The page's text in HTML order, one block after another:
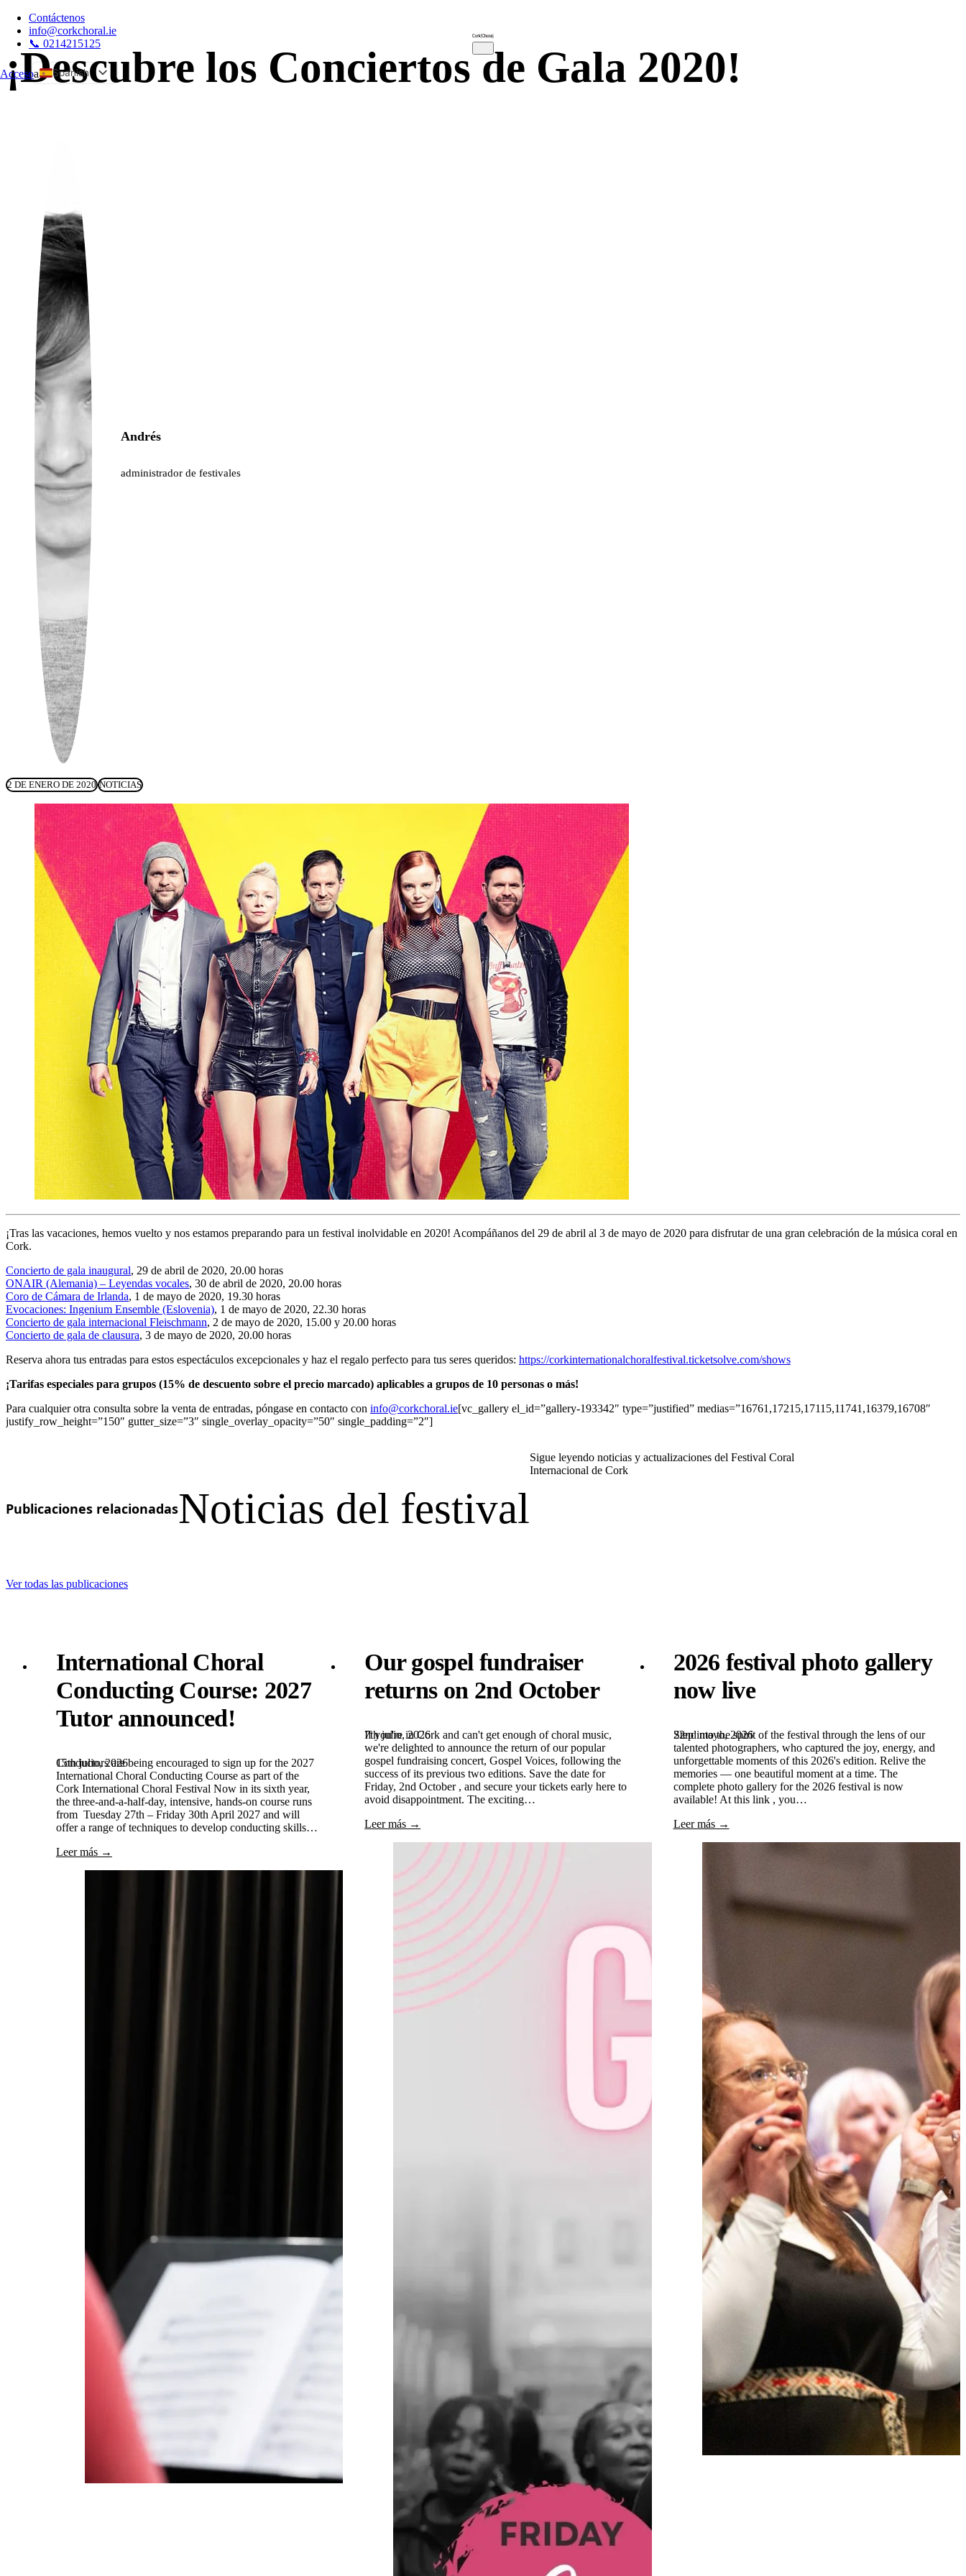
Contáctenos
info@corkchoral.ie
📞 0214215125
Accesoa
Spanish
Estonian
French
Hungarian
Polish
Portuguese
Ukrainian
¡Descubre los Conciertos de Gala 2020!
Andrés
administrador de festivales
2 DE ENERO DE 2020 NOTICIAS
¡Tras las vacaciones, hemos vuelto y nos estamos preparando para un festival inolvidable en 2020! Acompáñanos del 29 de abril al 3 de mayo de 2020 para disfrutar de una gran celebración de la música coral en
Cork.
Concierto de gala inaugural, 29 de abril de 2020, 20.00 horas
ONAIR (Alemania) – Leyendas vocales, 30 de abril de 2020, 20.00 horas
Coro de Cámara de Irlanda, 1 de mayo de 2020, 19.30 horas
Evocaciones: Ingenium Ensemble (Eslovenia), 1 de mayo de 2020, 22.30 horas
Concierto de gala internacional Fleischmann, 2 de mayo de 2020, 15.00 y 20.00 horas
Concierto de gala de clausura, 3 de mayo de 2020, 20.00 horas
Reserva ahora tus entradas para estos espectáculos excepcionales y haz el regalo perfecto para tus seres queridos: https://corkinternationalchoralfestival.ticketsolve.com/shows
¡Tarifas especiales para grupos (15% de descuento sobre el precio marcado) aplicables a grupos de 10 personas o más!
Para cualquier otra consulta sobre la venta de entradas, póngase en contacto con info@corkchoral.ie[vc_gallery el_id=”gallery-193342″ type=”justified” medias=”16761,17215,17115,11741,16379,16708″
justify_row_height=”150″ gutter_size=”3″ single_overlay_opacity=”50″ single_padding=”2″]
Publicaciones relacionadasNoticias del festival
Sigue leyendo noticias y actualizaciones del Festival Coral
Internacional de Cork
Ver todas las publicaciones
International Choral
Conducting Course: 2027
Tutor announced!
15th julio, 2026
Conductors are being encouraged to sign up for the 2027
International Choral Conducting Course as part of the
Cork International Choral Festival Now in its sixth year,
the three-and-a-half-day, intensive, hands-on course runs
from Tuesday 27th – Friday 30th April 2027 and will
offer a range of techniques to develop conducting skills…
Leer más →
Our gospel fundraiser
returns on 2nd October
7th julio, 2026
If you're in Cork and can't get enough of choral music,
we're delighted to announce the return of our popular
gospel fundraising concert, Gospel Voices, following the
success of its previous two editions. Save the date for
Friday, 2nd October , and secure your tickets early here to
avoid disappointment. The exciting…
Leer más →
2026 festival photo gallery
now live
22nd mayo, 2026
Step into the spirit of the festival through the lens of our
talented photographers, who captured the joy, energy, and
unforgettable moments of this 2026's edition. Relive the
memories — one beautiful moment at a time. The
complete photo gallery for the 2026 festival is now
available! At this link , you…
Leer más →